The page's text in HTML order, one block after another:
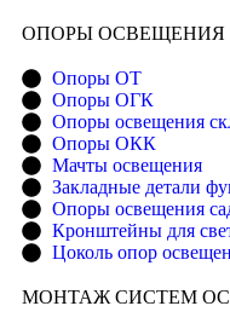
ОПОРЫ ОСВЕЩЕНИЯ
Опоры ОТ
Опоры ОГК
Опоры освещения
Опоры ОКК
Мачты освещения
Закладные детали
Опоры освещения
Кронштейны для
Цоколь опор
МОНТАЖ СИСТЕМ